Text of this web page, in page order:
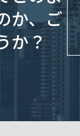
か、ご
か？